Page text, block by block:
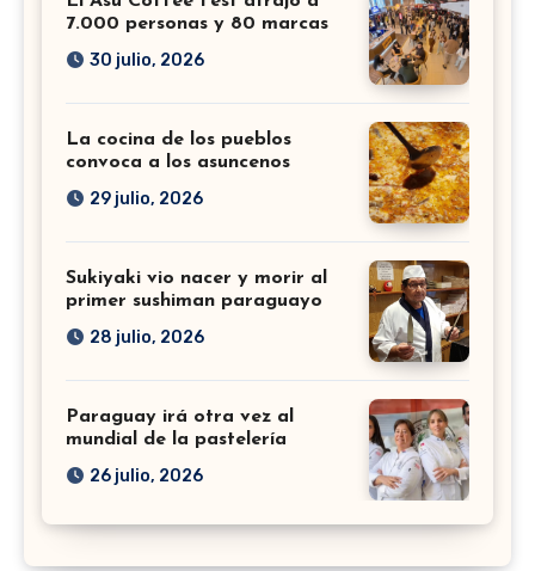
7.000 personas y 80 marcas
30 julio, 2026
La cocina de los pueblos
convoca a los asuncenos
29 julio, 2026
Sukiyaki vio nacer y morir al
primer sushiman paraguayo
28 julio, 2026
Paraguay irá otra vez al
mundial de la pastelería
26 julio, 2026